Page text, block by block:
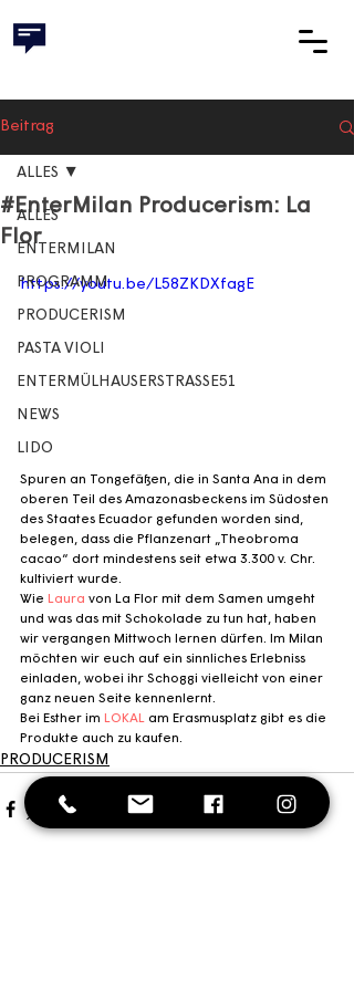
Beitrag
ALLES
ENTERMILAN
PROGRAMM
PRODUCERISM
PASTA VIOLI
ENTERMÜLHAUSERSTRASSE51
NEWS
LIDO
ALLES
#EnterMilan Producerism: La
Flor
https://youtu.be/L58ZKDXfagE
Spuren an Tongefäßen, die in Santa Ana in dem
oberen Teil des Amazonasbeckens im Südosten
des Staates Ecuador gefunden worden sind,
belegen, dass die Pflanzenart „Theobroma
cacao“ dort mindestens seit etwa 3.300 v. Chr.
kultiviert wurde.
Wie Laura von La Flor mit dem Samen umgeht
und was das mit Schokolade zu tun hat, haben
wir vergangen Mittwoch lernen dürfen. Im Milan
möchten wir euch auf ein sinnliches Erlebniss
einladen, wobei ihr Schoggi vielleicht von einer
ganz neuen Seite kennenlernt.
Bei Esther im LOKAL am Erasmusplatz gibt es die
Produkte auch zu kaufen.
PRODUCERISM